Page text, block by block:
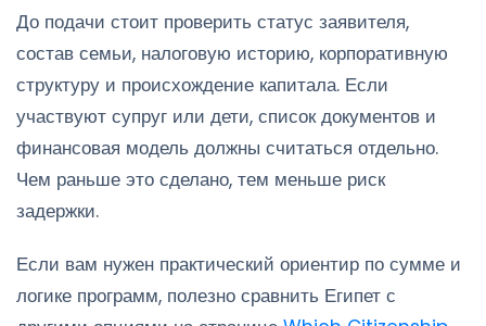
До подачи стоит проверить статус заявителя,
состав семьи, налоговую историю, корпоративную
структуру и происхождение капитала. Если
участвуют супруг или дети, список документов и
финансовая модель должны считаться отдельно.
Чем раньше это сделано, тем меньше риск
задержки.
Если вам нужен практический ориентир по сумме и
логике программ, полезно сравнить Египет с